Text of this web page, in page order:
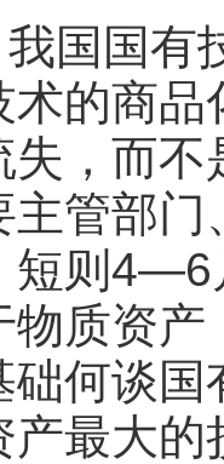
国国有
术的商
失，而
主管部
短则4—6
物质资
础何谈
产最大的